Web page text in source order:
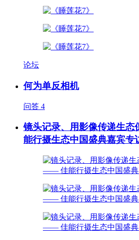
论坛
何为单反相机
问答 4
镜头记录、用影像传递生
能行摄生态中国盛典嘉宾专